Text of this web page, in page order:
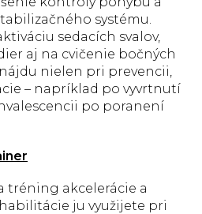
systému.
sedacích svalov,
aj na cvičenie bočných
nielen pri prevencii,
– napríklad po vyvrtnutí
po poranení
tréning akcelerácie a
ju využijete pri